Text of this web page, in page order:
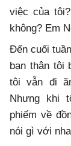
việc của
không? Em
Đến cuối
bạn thân tôi
tôi vẫn đi
Nhưng khi
phiếm về
nói gì với